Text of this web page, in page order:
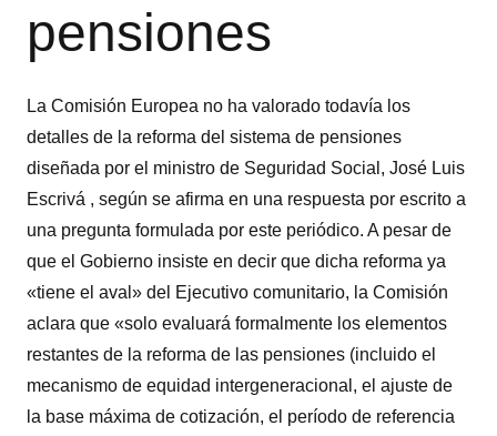
pensiones
La Comisión Europea no ha valorado todavía los
detalles de la reforma del sistema de pensiones
diseñada por el ministro de Seguridad Social, José Luis
Escrivá , según se afirma en una respuesta por escrito a
una pregunta formulada por este periódico. A pesar de
que el Gobierno insiste en decir que dicha reforma ya
«tiene el aval» del Ejecutivo comunitario, la Comisión
aclara que «solo evaluará formalmente los elementos
restantes de la reforma de las pensiones (incluido el
mecanismo de equidad intergeneracional, el ajuste de
la base máxima de cotización, el período de referencia